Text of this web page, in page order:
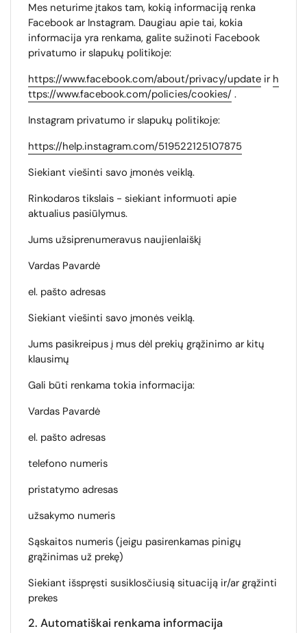
Mes neturime įtakos tam, kokią informaciją renka
Facebook ar Instagram. Daugiau apie tai, kokia
informacija yra renkama, galite sužinoti Facebook
privatumo ir slapukų politikoje:
https://www.facebook.com/about/privacy/update ir h
ttps://www.facebook.com/policies/cookies/ .
Instagram privatumo ir slapukų politikoje:
https://help.instagram.com/519522125107875
Siekiant viešinti savo įmonės veiklą.
Rinkodaros tikslais - siekiant informuoti apie
aktualius pasiūlymus.
Jums užsiprenumeravus naujienlaiškį
Vardas Pavardė
el. pašto adresas
Siekiant viešinti savo įmonės veiklą.
Jums pasikreipus į mus dėl prekių grąžinimo ar kitų
klausimų
Gali būti renkama tokia informacija:
Vardas Pavardė
el. pašto adresas
telefono numeris
pristatymo adresas
užsakymo numeris
Sąskaitos numeris (jeigu pasirenkamas pinigų
grąžinimas už prekę)
Siekiant išspręsti susiklosčiusią situaciją ir/ar grąžinti
prekes
2. Automatiškai renkama informacija